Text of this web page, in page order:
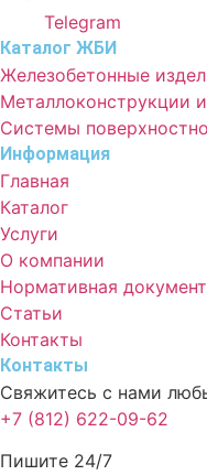
Telegram
Каталог ЖБИ
Железобетонные
Металлоконструкции
Системы
Информация
Главная
Каталог
Услуги
О компании
Нормативная
Статьи
Контакты
Контакты
Свяжитесь с нами
+7 (812) 622-09-62
Пишите 24/7